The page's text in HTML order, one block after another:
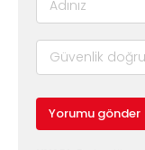
Yorumu gönder